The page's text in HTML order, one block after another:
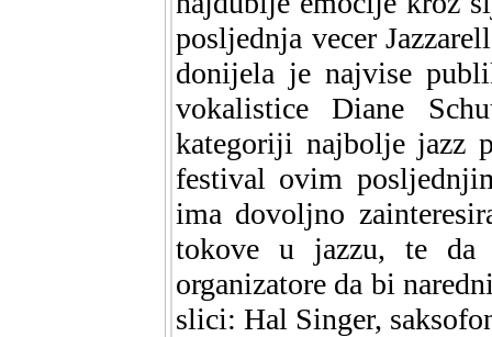
posljednja vecer
donijela je najvise
vokalistice Diane
kategoriji najbolje jazz
festival ovim
ima dovoljno
tokove u jazzu, te da
organizatore da bi
slici: Hal Singer,